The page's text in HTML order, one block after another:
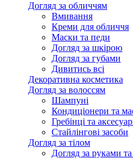
Догляд за обличчям
Вмивання
Креми для обличчя
Маски та педи
Догляд за шкірою
Догляд за губами
Дивитись всі
Декоративна косметика
Догляд за волоссям
Шампуні
Кондиціонери та
Гребінці та
Стайлінгові засоби
Догляд за тілом
Догляд за руками